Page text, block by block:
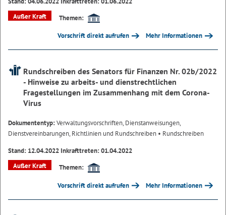
Außer Kraft
Themen:
Vorschrift direkt aufrufen Mehr Informationen
Rundschreiben des Senators für Finanzen Nr. 02b/2022
- Hinweise zu arbeits- und dienstrechtlichen
Fragestellungen im Zusammenhang mit dem Corona-
Virus
Dokumententyp:Verwaltungsvorschriften, Dienstanweisungen,
Dienstvereinbarungen, Richtlinien und Rundschreiben • Rundschreiben
Stand: 12.04.2022 Inkrafttreten: 01.04.2022
Außer Kraft
Themen:
Vorschrift direkt aufrufen Mehr Informationen